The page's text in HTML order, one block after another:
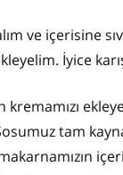
ve içerisine
İyice
kremamızı
tam